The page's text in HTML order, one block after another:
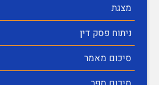
מצגת
ניתוח פסק דין
סיכום מאמר